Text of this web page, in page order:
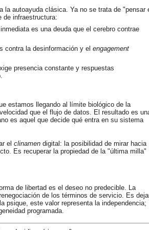
la autoayuda clásica. Ya no se trata de "pensar
de infraestructura:
es una deuda que el cerebro contrae
contra la desinformación y el engagement
presencia constante y respuestas
estamos llegando al límite biológico de la
que el flujo de datos. El resultado es
es aquel que decide qué entra en su sistema
el clinamendigital: la posibilidad de mirar hacia
Es recuperar la propiedad de la "última milla"
de libertad es el deseo no predecible. La
de los términos de servicio. Es
psique, este valor representa la independencia;
programada.